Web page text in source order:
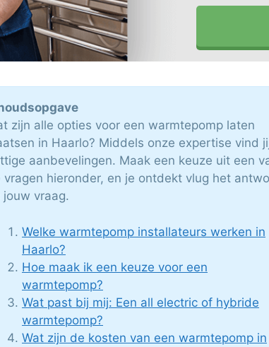
zijn alle opties voor een warmtepomp laten
in Haarlo? Middels onze expertise vind
aanbevelingen. Maak een keuze uit een
vragen hieronder, en je ontdekt vlug het
jouw vraag.
Welke warmtepomp installateurs werken in
Haarlo?
Hoe maak ik een keuze voor een
warmtepomp?
Wat past bij mij: Een all electric of hybride
warmtepomp?
Wat zijn de kosten van een warmtepomp in